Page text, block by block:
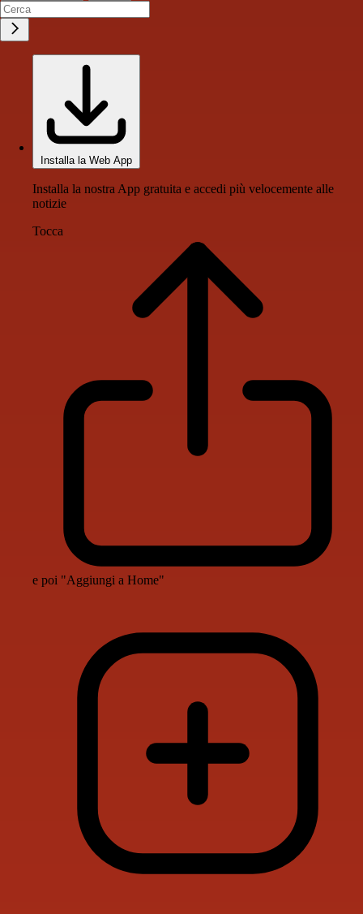
Installa la Web App
Installa la nostra App gratuita e accedi più velocemente alle
notizie
Tocca
e poi "Aggiungi a Home"